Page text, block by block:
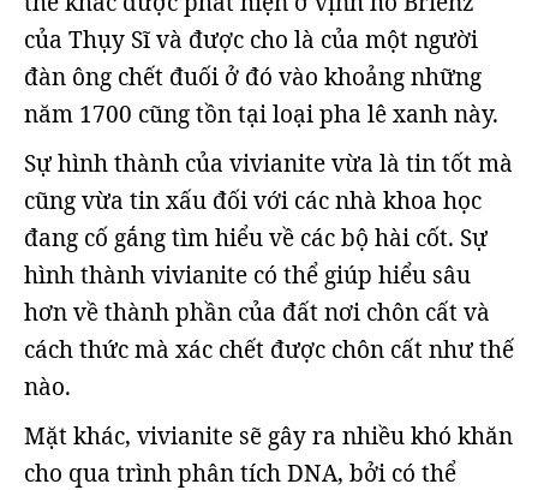
của Thụy Sĩ và được cho là của một người
đàn ông chết đuối ở đó vào khoảng những
năm 1700 cũng tồn tại loại pha lê xanh này.
Sự hình thành của vivianite vừa là tin tốt mà
cũng vừa tin xấu đối với các nhà khoa học
đang cố gắng tìm hiểu về các bộ hài cốt. Sự
hình thành vivianite có thể giúp hiểu sâu
hơn về thành phần của đất nơi chôn cất và
cách thức mà xác chết được chôn cất như thế
nào.
Mặt khác, vivianite sẽ gây ra nhiều khó khăn
cho qua trình phân tích DNA, bởi có thể